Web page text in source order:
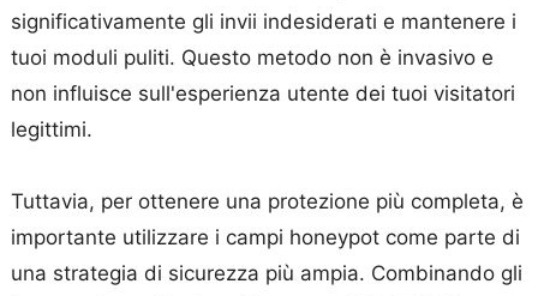
significativamente gli invii indesiderati e mantenere i
tuoi moduli puliti. Questo metodo non è invasivo e
non influisce sull'esperienza utente dei tuoi visitatori
legittimi.
Tuttavia, per ottenere una protezione più completa, è
importante utilizzare i campi honeypot come parte di
una strategia di sicurezza più ampia. Combinando gli